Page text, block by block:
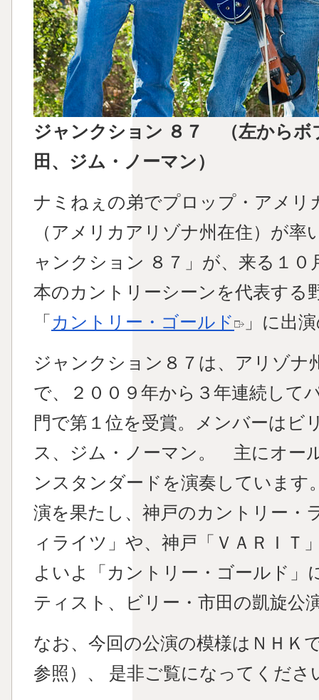
ジャンクション ８７ （左からボ
田、ジム・ノーマン）
ナミねぇの弟でプロップ・アメ
（アメリカアリゾナ州在住）が
ャンクション ８７」が、来る１
本のカントリーシーンを代表する
「 カントリー・ゴールド 」に出
ジャンクション８７は、アリゾナ
で、２００９年から３年連続して
門で第１位を受賞。メンバーはビ
ス、ジム・ノーマン。 主にオー
ンスタンダードを演奏しています
演を果たし、神戸のカントリー・
ィライツ」や、神戸「ＶＡＲＩＴ
よいよ「カントリー・ゴールド
ティスト、ビリー・市田の凱旋公
なお、今回の公演の模様はＮＨＫ
参照）、 是非ご覧になってくださ